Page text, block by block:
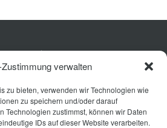
verwalten
zu bieten, verwenden wir Technologien wie
zu speichern und/oder darauf
Technologien zustimmst, können wir Daten
IDs auf dieser Website verarbeiten.
Küche
Wohnen
Bad
Ausstattung